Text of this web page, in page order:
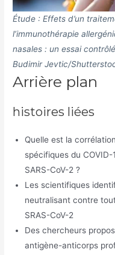
Étude : Effets d’un
l’immunothérapie
nasales : un essai
Budimir Jevtic/
Arrière plan
histoires liées
Quelle est la
spécifiques du
SARS-CoV-2 ?
Les scientifiques
neutralisant contre
SRAS-CoV-2
Des chercheurs
antigène-anticorps